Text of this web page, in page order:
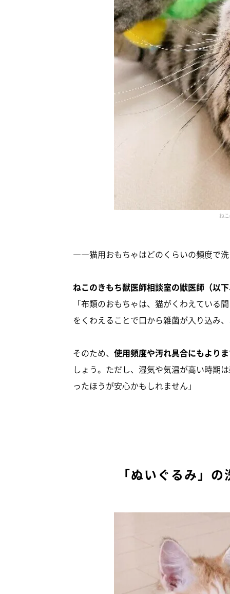
ね
――猫用おもちゃはどのくらいの頻度で
ねこのきもち獣医師相談室の獣医師（以
「布類のおもちゃは、猫がくわえている
をくわえることで口から雑菌が入り込み
そのため、 使用頻度や汚れ具合にもより
しょう。ただし、湿気や気温が高い時期
ったほうが安心かもしれません」
「ぬいぐるみ」